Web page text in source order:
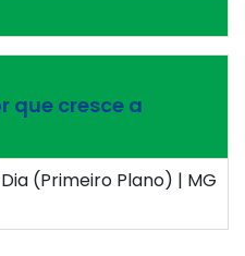
que cresce a
(Primeiro Plano) | MG